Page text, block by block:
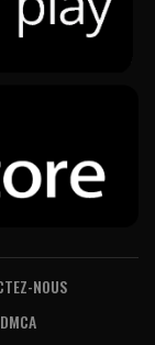
NOUS
DMCA